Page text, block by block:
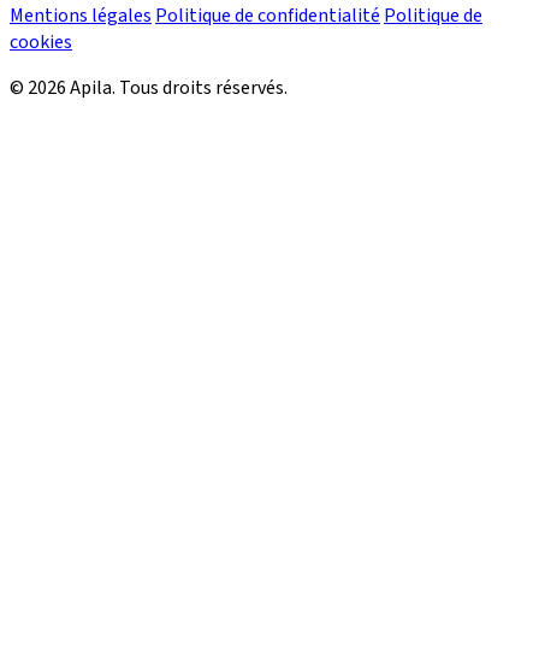
Mentions légales Politique de confidentialité Politique de
cookies
© 2026 Apila. Tous droits réservés.